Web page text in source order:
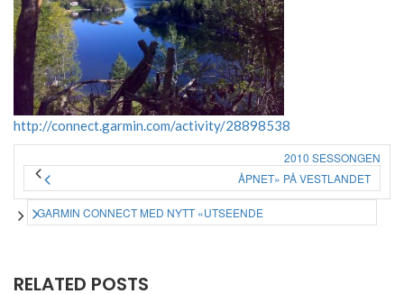
http://connect.garmin.com/activity/28898538
2010 SESSONGEN
ÅPNET» PÅ VESTLANDET
GARMIN CONNECT MED NYTT «UTSEENDE
RELATED POSTS